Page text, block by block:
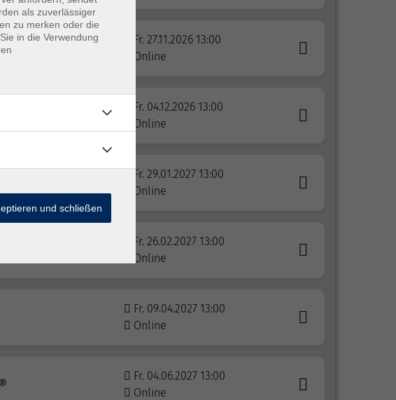
4HANA
in SAP® S/4HANA
Fr. 27.11.2026 13:00
Online
Fr. 04.12.2026 13:00
Online
System
Fr. 29.01.2027 13:00
Online
Fr. 26.02.2027 13:00
Online
Fr. 09.04.2027 13:00
Online
Fr. 04.06.2027 13:00
Online
als zuverlässiger
zu merken oder die
in die Verwendung
und schließen